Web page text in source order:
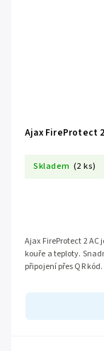
Ajax FireProtect
Skladem (2 ks)
Ajax FireProtect 2
kouře a teploty.
připojení přes QR